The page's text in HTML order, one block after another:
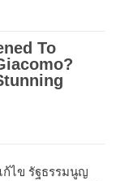
ไข รัฐธรรมนูญ